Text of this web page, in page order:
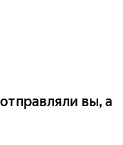
вы, а